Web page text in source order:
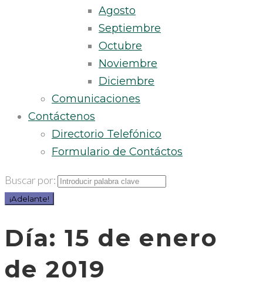
Agosto
Septiembre
Octubre
Noviembre
Diciembre
Comunicaciones
Contáctenos
Directorio Telefónico
Formulario de Contáctos
Buscar por:
¡Adelante!
Día:15 de enero
de 2019